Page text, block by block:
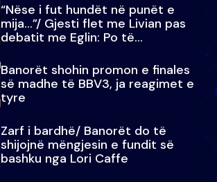
“Nëse i fut hundët në punët e
mija…”/ Gjesti flet me Livian pas
debatit me Eglin: Po të
Banorët shohin promon e finales
së madhe të BBV3, ja reagimet e
tyre
Zarf i bardhë/ Banorët do të
shijojnë mëngjesin e fundit së
bashku nga Lori Caffe